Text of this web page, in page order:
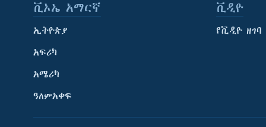
ቪኦኤ አማርኛ
ኢትዮጵያ
አፍሪካ
አሜሪካ
ዓለምአቀፍ
ቪዲዮ
የቪዲዮ ዘገባ